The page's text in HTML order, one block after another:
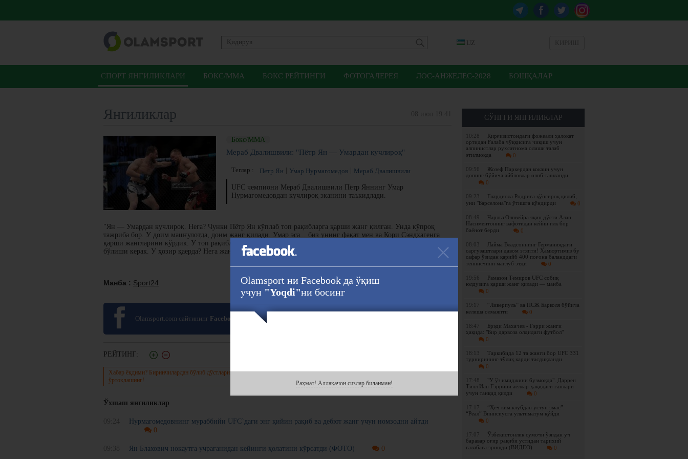
UZ
СПОРТ ЯНГИЛИКЛАРИ БОКС/ММА БОКС РЕЙТИНГИ ФОТОГАЛЕРЕЯ ЛОС-АНЖЕЛЕС-2028 БОШҚАЛАР
СЎНГГИ ЯНГИЛИКЛАР
10:28
Қирғизистондаги фожеали ҳалокат
ортидан Ғалаба чўққисига чиқиш учун
алпинистлар рухсатнома олиши талаб
этилмоқда
0
09:56
Жозеф Паркердан кокаин учун
допинг бўйича айбловлар олиб ташланди
0
09:23
Гвардиола Родрига қўнғироқ қилиб,
уни "Барселона"га ўтишга кўндирди
0
08:49
Чарльз Оливейра яқин дўсти Алан
Насиментонинг вафотидан кейин илк бор
баёнот берди
0
08:03
Лайма Владсоннинг Германиядаги
саргузаштлари давом этяпти! Ҳамюртимиз бу
сафар ўзидан қарийб 400 поғона баланддаги
теннисчини мағлуб этди
0
19:56
Рамазон Темиров UFC собиқ
юлдузига қарши жанг қилади — манба
0
19:17
“Ливерпуль” ва ПСЖ Барколя бўйича
келиша олмаяпти
0
18:47
Брэди Махачев - Гэрри жанги
ҳақида: "Бир дарвоза олдидаги футбол"
0
18:13
Таркибида 12 та жанги бор UFC 331
турнирининг тўлиқ карди тасдиқланди
0
17:48
"У ўз имиджини бузмоқда". Даррен
Тилл Иан Гэррини аёллар ҳақидаги гаплари
учун танқид қилди
0
17:17
“Ҳеч ким клубдан устун эмас”:
“Реал” Винисиусга ультиматум қўйди
0
17:07
Ўзбекистонлик сумочи ўзидан уч
баравар оғир рақиби устидан тарихий
ғалабага эришди (ВИДЕО)
0
Янгиликлар
Бокс/ММА
Мераб Двалишвили: "Пётр Ян — Умардан кучлироқ"
Теглар : Петр Ян Умар Нурмагомедов Мераб Двалишвили
UFC чемпиони Мераб Двалишвили Пётр Яннинг Умар
Нурмагомедовдан кучлироқ эканини таъкидлади.
"Ян — Умардан кучлироқ. Нега? Чунки Пётр Ян кўплаб топ рақибларга қарши жанг қилган. Унда кўпроқ
тажриба бор. У доим машғулотда, доим жанг қилади. Умар эса... биз унинг фақат мен ва Кори Сэндхагенга
қарши жангларини кўрдик. У топ рақиблар билан кўпроқ жанг қилиши керак. У яхши жангчи, лекин у фаол
бўлиши керак. У ҳозир қаерда? Нега жанг қилмаяпти?" — деди Двалишвили.
Ҳавола :
Манба : Sport24
Olamsport.com сайтининг Facebook даги саҳифасини кузатинг!
РЕЙТИНГ:
Хабар ёқдими? Биринчилардан бўлиб дўстларингиз билан
ўртоқлашинг!
Ўхшаш янгиликлар
Нурмагомедовнинг мураббийи UFC`даги энг қийин рақиб ва дебют жанг учун номзодни айтди
0
Ян Блахович нокаутга учраганидан кейинги ҳолатини кўрсатди (ФОТО) 0
Olamsport ни Facebook да ўқиш
учун "Yoqdi"ни босинг
Раҳмат! Аллақачон сизлар биланман!